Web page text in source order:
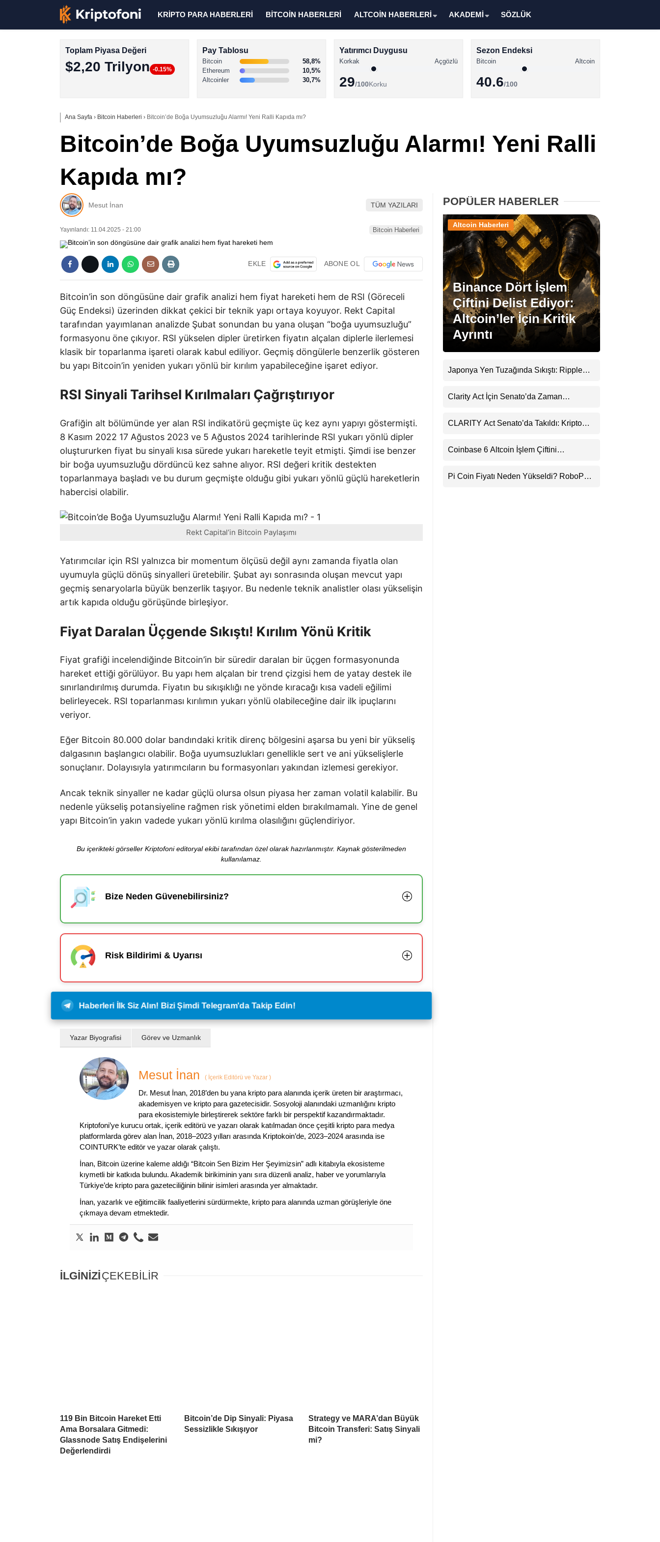
Altcoin Haberleri
XRP Haberleri
Memecoin Haberleri
Stablecoin Haberleri
Facebook
Instagram
Telegram
KRİPTO PARA HABERLERİ BİTCOİN HABERLERİ ALTCOİN HABERLERİ AKADEMİ SÖZLÜK
Toplam Piyasa Değeri
$2,20 Trilyon -0.15%
Pay Tablosu
Bitcoin
58,8%
Ethereum
10,5%
Altcoinler
30,7%
Yatırımcı Duygusu
Korkak Açgözlü
29/100Korku
Sezon Endeksi
Bitcoin Altcoin
40.6/100
Ana Sayfa › Bitcoin Haberleri › Bitcoin’de Boğa Uyumsuzluğu Alarmı! Yeni Ralli Kapıda mı?
Bitcoin’de Boğa Uyumsuzluğu Alarmı! Yeni Ralli
Kapıda mı?
Mesut İnan TÜM YAZILARI
Yayınlandı: 11.04.2025 - 21:00 Bitcoin Haberleri
EKLE ABONE OL
Bitcoin’in son döngüsüne dair grafik analizi hem fiyat hareketi hem de RSI (Göreceli
Güç Endeksi) üzerinden dikkat çekici bir teknik yapı ortaya koyuyor. Rekt Capital
tarafından yayımlanan analizde Şubat sonundan bu yana oluşan “boğa uyumsuzluğu”
formasyonu öne çıkıyor. RSI yükselen dipler üretirken fiyatın alçalan diplerle ilerlemesi
klasik bir toparlanma işareti olarak kabul ediliyor. Geçmiş döngülerle benzerlik gösteren
bu yapı Bitcoin’in yeniden yukarı yönlü bir kırılım yapabileceğine işaret ediyor.
RSI Sinyali Tarihsel Kırılmaları Çağrıştırıyor
Grafiğin alt bölümünde yer alan RSI indikatörü geçmişte üç kez aynı yapıyı göstermişti.
8 Kasım 2022 17 Ağustos 2023 ve 5 Ağustos 2024 tarihlerinde RSI yukarı yönlü dipler
oluştururken fiyat bu sinyali kısa sürede yukarı hareketle teyit etmişti. Şimdi ise benzer
bir boğa uyumsuzluğu dördüncü kez sahne alıyor. RSI değeri kritik destekten
toparlanmaya başladı ve bu durum geçmişte olduğu gibi yukarı yönlü güçlü hareketlerin
habercisi olabilir.
Rekt Capital’in Bitcoin Paylaşımı
Yatırımcılar için RSI yalnızca bir momentum ölçüsü değil aynı zamanda fiyatla olan
uyumuyla güçlü dönüş sinyalleri üretebilir. Şubat ayı sonrasında oluşan mevcut yapı
geçmiş senaryolarla büyük benzerlik taşıyor. Bu nedenle teknik analistler olası yükselişin
artık kapıda olduğu görüşünde birleşiyor.
Fiyat Daralan Üçgende Sıkıştı! Kırılım Yönü Kritik
Fiyat grafiği incelendiğinde Bitcoin’in bir süredir daralan bir üçgen formasyonunda
hareket ettiği görülüyor. Bu yapı hem alçalan bir trend çizgisi hem de yatay destek ile
sınırlandırılmış durumda. Fiyatın bu sıkışıklığı ne yönde kıracağı kısa vadeli eğilimi
belirleyecek. RSI toparlanması kırılımın yukarı yönlü olabileceğine dair ilk ipuçlarını
veriyor.
Eğer Bitcoin 80.000 dolar bandındaki kritik direnç bölgesini aşarsa bu yeni bir yükseliş
dalgasının başlangıcı olabilir. Boğa uyumsuzlukları genellikle sert ve ani yükselişlerle
sonuçlanır. Dolayısıyla yatırımcıların bu formasyonları yakından izlemesi gerekiyor.
Ancak teknik sinyaller ne kadar güçlü olursa olsun piyasa her zaman volatil kalabilir. Bu
nedenle yükseliş potansiyeline rağmen risk yönetimi elden bırakılmamalı. Yine de genel
yapı Bitcoin’in yakın vadede yukarı yönlü kırılma olasılığını güçlendiriyor.
Bu içerikteki görseller Kriptofoni editoryal ekibi tarafından özel olarak hazırlanmıştır. Kaynak gösterilmeden
kullanılamaz.
Bize Neden Güvenebilirsiniz?
Risk Bildirimi & Uyarısı
Haberleri İlk Siz Alın! Bizi Şimdi Telegram'da Takip Edin!
Yazar Biyografisi Görev ve Uzmanlık
Mesut İnan ( İçerik Editörü ve Yazar )
Dr. Mesut İnan, 2018’den bu yana kripto para alanında içerik üreten bir araştırmacı,
akademisyen ve kripto para gazetecisidir. Sosyoloji alanındaki uzmanlığını kripto
para ekosistemiyle birleştirerek sektöre farklı bir perspektif kazandırmaktadır.
Kriptofoni’ye kurucu ortak, içerik editörü ve yazarı olarak katılmadan önce çeşitli kripto para medya
platformlarda görev alan İnan, 2018–2023 yılları arasında Kriptokoin’de, 2023–2024 arasında ise
COINTURK’te editör ve yazar olarak çalıştı.
İnan, Bitcoin üzerine kaleme aldığı “Bitcoin Sen Bizim Her Şeyimizsin” adlı kitabıyla ekosisteme
kıymetli bir katkıda bulundu. Akademik birikiminin yanı sıra düzenli analiz, haber ve yorumlarıyla
Türkiye’de kripto para gazeteciliğinin bilinir isimleri arasında yer almaktadır.
İnan, yazarlık ve eğitimcilik faaliyetlerini sürdürmekte, kripto para alanında uzman görüşleriyle öne
çıkmaya devam etmektedir.
İLGİNİZİÇEKEBİLİR
119 Bin Bitcoin Hareket Etti
Ama Borsalara Gitmedi:
Glassnode Satış Endişelerini
Değerlendirdi
Bitcoin’de Dip Sinyali: Piyasa
Sessizlikle Sıkışıyor
Strategy ve MARA’dan Büyük
Bitcoin Transferi: Satış Sinyali
mi?
POPÜLER HABERLER
Binance Dört İşlem
Çiftini Delist Ediyor:
Altcoin’ler İçin Kritik
Ayrıntı
Altcoin Haberleri
Japonya Yen Tuzağında Sıkıştı: Ripple
Clarity Act İçin Senato’da Zaman
CLARITY Act Senato’da Takıldı: Kripto
Coinbase 6 Altcoin İşlem Çiftini
Pi Coin Fiyatı Neden Yükseldi? RoboPay